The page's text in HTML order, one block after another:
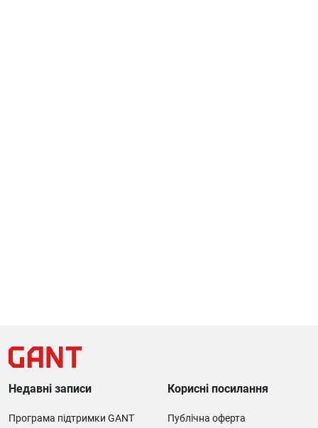
Недавні записи
Програма підтримки GANT
Корисні посилання
Публічна оферта